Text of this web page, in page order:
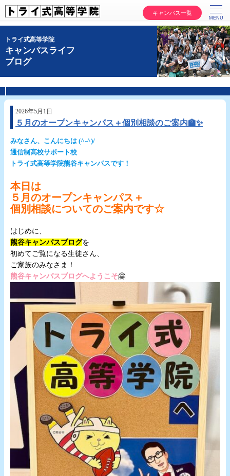
キャンパス一覧
トライ式高等学院
キャンパスライフ
ブログ
2026年5月1日
５月のオープンキャンパス＋個別相談のご案内🏫✨
みなさん、こんにちは (^‐^)/
通信制高校サポート校
トライ式高等学院熊谷キャンパスです！
本日は
５月のオープンキャンパス＋
個別相談についてのご案内です☆
はじめに、
熊谷キャンパスブログを
初めてご覧になる生徒さん、
ご家族のみなさま！
熊谷キャンパスブログへようこそ🤗